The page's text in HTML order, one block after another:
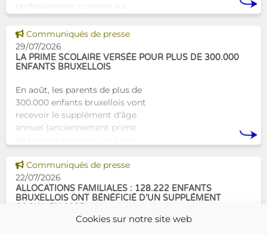
Cookies sur notre site web
professionnels comme aux
Tam-Tam apporte une réponse
concrète avec une formation
dest
Voir cette news
Communiqués de presse
29/07/2026
LA PRIME SCOLAIRE VERSÉE POUR PLUS DE 300.000
ENFANTS BRUXELLOIS
En août, les parents de plus de
300.000 enfants bruxellois vont
recevoir le supplément d'âge
annuel (anciennement prime
commencer la
Voir cette news
Communiqués de presse
22/07/2026
ALLOCATIONS FAMILIALES : 128.222 ENFANTS
BRUXELLOIS ONT BÉNÉFICIÉ D’UN SUPPLÉMENT